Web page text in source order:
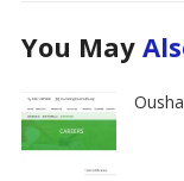
You May